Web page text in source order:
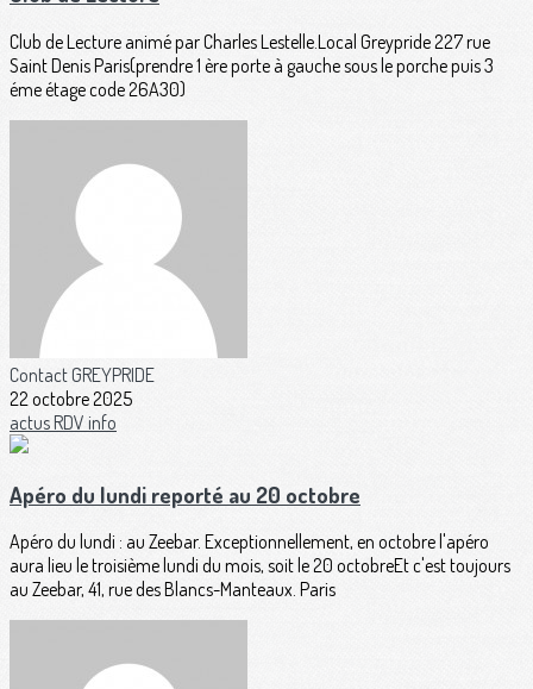
Club de Lecture animé par Charles Lestelle.Local Greypride 227 rue
Saint Denis Paris(prendre 1 ère porte à gauche sous le porche puis 3
éme étage code 26A30)
Contact GREYPRIDE
22 octobre 2025
actusRDV info
Apéro du lundi reporté au 20 octobre
Apéro du lundi : au Zeebar. Exceptionnellement, en octobre l'apéro
aura lieu le troisième lundi du mois, soit le 20 octobreEt c'est toujours
au Zeebar, 41, rue des Blancs-Manteaux. Paris